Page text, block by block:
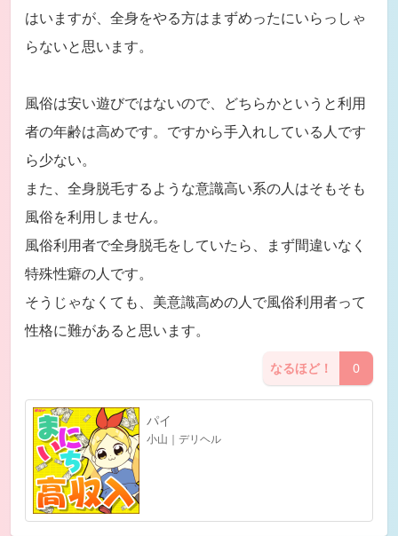
はいますが、全身をやる方はまずめったにいらっしゃ
らないと思います。
風俗は安い遊びではないので、どちらかというと利用
者の年齢は高めです。ですから手入れしている人です
ら少ない。
また、全身脱毛するような意識高い系の人はそもそも
風俗を利用しません。
風俗利用者で全身脱毛をしていたら、まず間違いなく
特殊性癖の人です。
そうじゃなくても、美意識高めの人で風俗利用者って
性格に難があると思います。
なるほど！ 0
パイ
小山｜デリヘル